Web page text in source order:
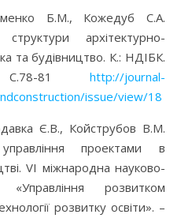
Б.М., Кожедуб С.А.
архітектурно-
та будівництво. К.: НДІБК.
81 http://journal-
issue/view/18
Є.В., Койструбов В.М.
проектами в
VІ міжнародна науково-
розвитком
розвитку освіти». –